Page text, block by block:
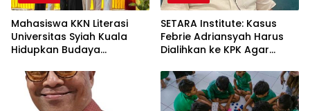
Mahasiswa KKN Literasi
Universitas Syiah Kuala
Hidupkan Budaya
Limpok
SETARA Institute: Kasus
Febrie Adriansyah Harus
Dialihkan ke KPK Agar